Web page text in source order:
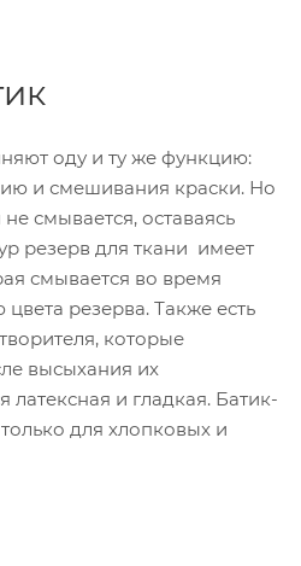
оду и ту же функцию:
и смешивания краски. Но
смывается, оставаясь
резерв для ткани имеет
смывается во время
резерва. Также есть
которые
высыхания их
латексная и гладкая. Батик-
для хлопковых и